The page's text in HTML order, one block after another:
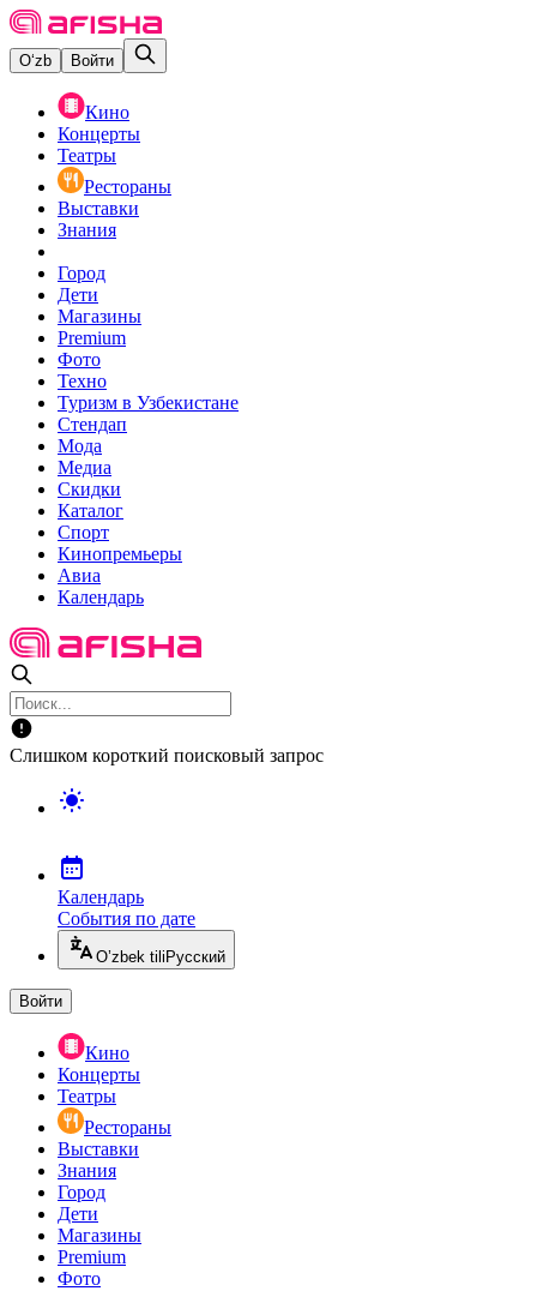
O‘zb Войти
Кино
Концерты
Театры
Рестораны
Выставки
Знания
Город
Дети
Магазины
Premium
Фото
Техно
Туризм в Узбекистане
Стендап
Мода
Медиа
Скидки
Каталог
Спорт
Кинопремьеры
Авиа
Календарь
Слишком короткий поисковый запрос
Календарь
События по дате
O’zbek tili Русский
Войти
Кино
Концерты
Театры
Рестораны
Выставки
Знания
Город
Дети
Магазины
Premium
Фото